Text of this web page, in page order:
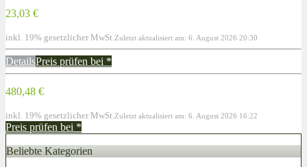
23,03 €
inkl. 19% gesetzlicher MwSt. Zuletzt aktualisiert am: 6. August 2026 20:30
DetailsPreis prüfen bei *
480,48 €
inkl. 19% gesetzlicher MwSt. Zuletzt aktualisiert am: 6. August 2026 16:22
Preis prüfen bei *
Beliebte Kategorien